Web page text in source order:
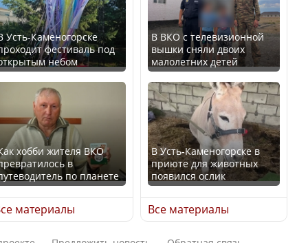
Казахстане стало
получить
на
медицинские
обследования
Орталық Азия
арасында әл-ауқат
көш бастады
Трамп официально
вступил в должность
президента США
Луну признали объектом
культурного наследия,
находящегося под
угрозой исчезновения
Усть-Каменогорске
фестиваль под
небом
хобби жителя ВКО
в
по планете
материалы
В ВКО с телевизионной
вышки сняли двоих
малолетних детей
В Усть-Каменогорске в
приюте для животных
появился ослик
Все материалы